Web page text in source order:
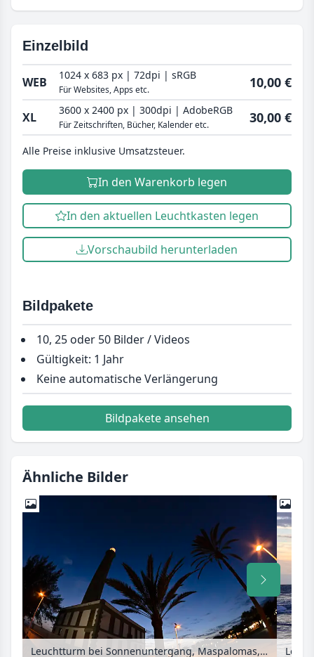
Einzelbild
WEB 1024 x 683 px | 72dpi | sRGB
Für Websites, Apps etc. 10,00 €
XL 3600 x 2400 px | 300dpi | AdobeRGB
Für Zeitschriften, Bücher, Kalender etc. 30,00 €
Alle Preise inklusive Umsatzsteuer.
In den Warenkorb legen
In den aktuellen Leuchtkasten legen
Vorschaubild herunterladen
Bildpakete
10, 25 oder 50 Bilder / Videos
Gültigkeit: 1 Jahr
Keine automatische Verlängerung
Bildpakete ansehen
Ähnliche Bilder
Leuchtturm bei Sonnenuntergang, Maspalomas, Gran Canaria, Spanien